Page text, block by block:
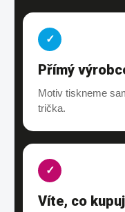
✓
Přímý
Motiv tiskneme
trička.
✓
Víte, co